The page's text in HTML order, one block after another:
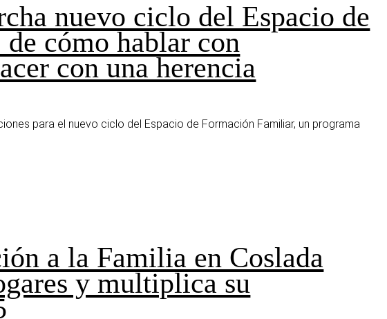
nuevo ciclo del Espacio de
cómo hablar con
con una herencia
para el nuevo ciclo del Espacio de Formación Familiar, un programa
a la Familia en Coslada
y multiplica su